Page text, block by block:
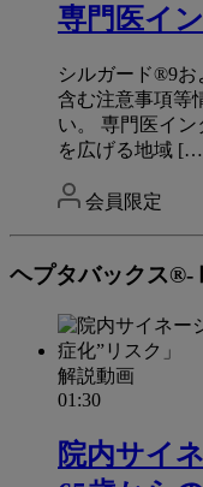
専門医イ
シルガード®9
含む注意事項等
い。 専門医イ
を広げる地域
会員限定
ヘプタバックス
解説動画
01:30
院内サイ